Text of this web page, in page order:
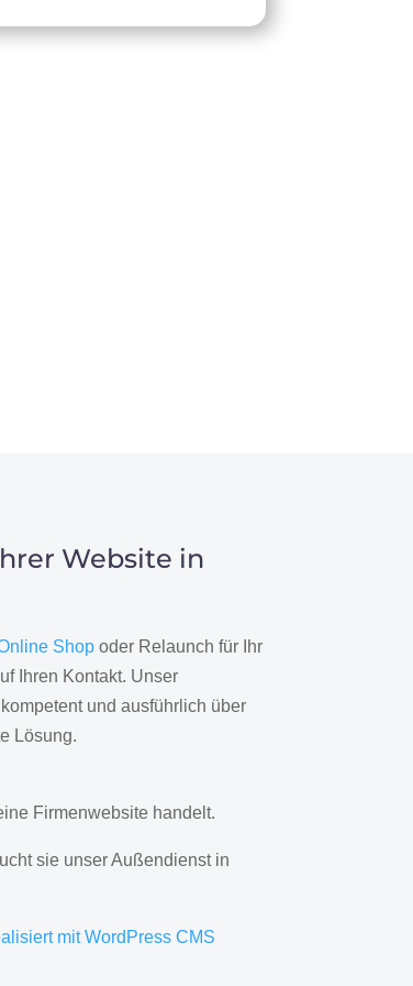
Website in
Shopoder Relaunch für Ihr
Ihren Kontakt. Unser
und ausführlich über
Lösung.
Firmenwebsite handelt.
sie unser Außendienst in
mit WordPress CMS